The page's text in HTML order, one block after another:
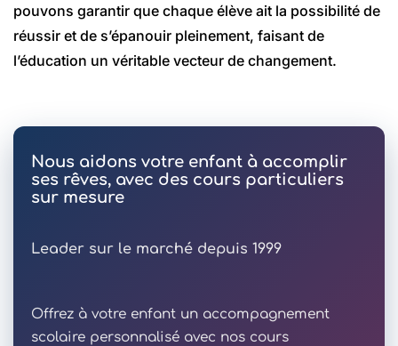
pouvons garantir que chaque élève ait la possibilité de
réussir et de s’épanouir pleinement, faisant de
l’éducation un véritable vecteur de changement.
Nous aidons votre enfant à accomplir
ses rêves, avec des cours particuliers
sur mesure
Leader sur le marché depuis 1999
Offrez à votre enfant un accompagnement
scolaire personnalisé avec nos cours